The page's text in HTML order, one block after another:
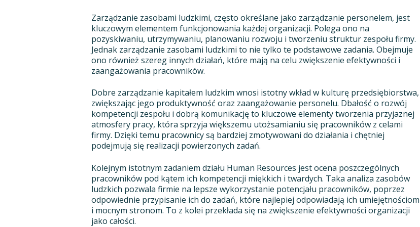
Zarządzanie zasobami ludzkimi, często określane jako zarządzanie personelem, jest
kluczowym elementem funkcjonowania każdej organizacji. Polega ono na
pozyskiwaniu, utrzymywaniu, planowaniu rozwoju i tworzeniu struktur zespołu firmy.
Jednak zarządzanie zasobami ludzkimi to nie tylko te podstawowe zadania. Obejmuje
ono również szereg innych działań, które mają na celu zwiększenie efektywności i
zaangażowania pracowników.
Dobre zarządzanie kapitałem ludzkim wnosi istotny wkład w kulturę przedsiębiorstwa,
zwiększając jego produktywność oraz zaangażowanie personelu. Dbałość o rozwój
kompetencji zespołu i dobrą komunikację to kluczowe elementy tworzenia przyjaznej
atmosfery pracy, która sprzyja większemu utożsamianiu się pracowników z celami
firmy. Dzięki temu pracownicy są bardziej zmotywowani do działania i chętniej
podejmują się realizacji powierzonych zadań.
Kolejnym istotnym zadaniem działu Human Resources jest ocena poszczególnych
pracowników pod kątem ich kompetencji miękkich i twardych. Taka analiza zasobów
ludzkich pozwala firmie na lepsze wykorzystanie potencjału pracowników, poprzez
odpowiednie przypisanie ich do zadań, które najlepiej odpowiadają ich umiejętnościom
i mocnym stronom. To z kolei przekłada się na zwiększenie efektywności organizacji
jako całości.